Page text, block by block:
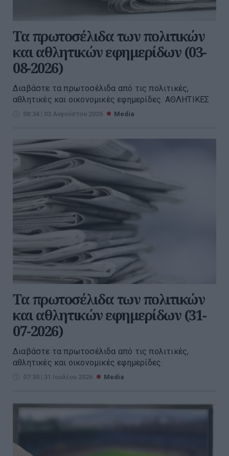
Τα πρωτοσέλιδα των πολιτικών
και αθλητικών εφημερίδων (03-
08-2026)
Διαβάστε τα πρωτοσέλιδα από τις πολιτικές,
αθλητικές και οικονομικές εφημερίδες. ΑΘΛΗΤΙΚΕΣ
08:34 | 03 Αυγούστου 2026 Media
Τα πρωτοσέλιδα των πολιτικών
και αθλητικών εφημερίδων (31-
07-2026)
Διαβάστε τα πρωτοσέλιδα από τις πολιτικές,
αθλητικές και οικονομικές εφημερίδες.
07:30 | 31 Ιουλίου 2026 Media